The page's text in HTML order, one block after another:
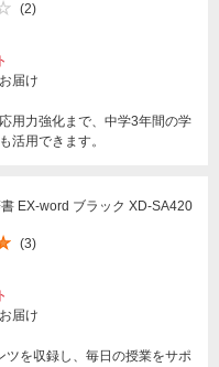
(2)
お届け
用力強化まで、中学3年間の学
活用できます。
EX-word ブラック XD-SA420
(3)
お届け
ツを収録し、毎日の授業をサポ